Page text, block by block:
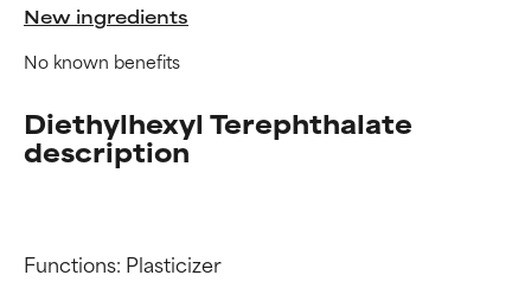
New ingredients
No known benefits
Diethylhexyl Terephthalate
description
Functions: Plasticizer